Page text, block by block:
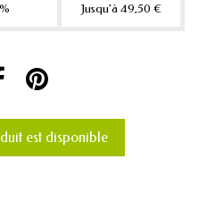
Jusqu'à 49,50 €
est disponible